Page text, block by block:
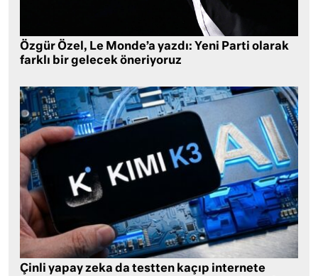
Özgür Özel, Le Monde’a yazdı: Yeni Parti olarak
farklı bir gelecek öneriyoruz
Çinli yapay zeka da testten kaçıp internete